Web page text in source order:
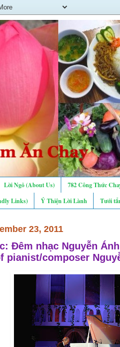
Lời Ngỏ (About Us)
782 Công Thức
Links)
Ý Thiện Lời Lành Tưới
23, 2011
Đêm nhạc Nguyễn
pianist/composer